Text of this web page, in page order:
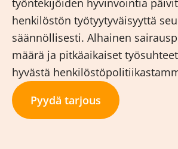
työntekijöiden hyvinvointia
henkilöstön työtyytyväisyyttä
säännöllisesti. Alhainen
määrä ja pitkäaikaiset
hyvästä
Pyydä tarjous